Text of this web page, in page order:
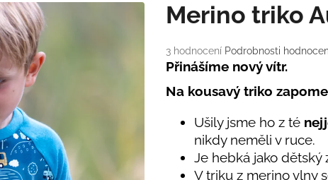
Průměrné
hodnocení
je
hvězdiček.
3 hodnocení Podrobnosti
Merino triko
Přinášíme nový vítr.
Na kousavý triko
Ušily jsme ho z té
nikdy neměli v ruce.
Je hebká jako dětský
V triku z merino vlny
ČEPICE UV 30 SVĚTLE MODRÁ
BAMBUSOVÉ